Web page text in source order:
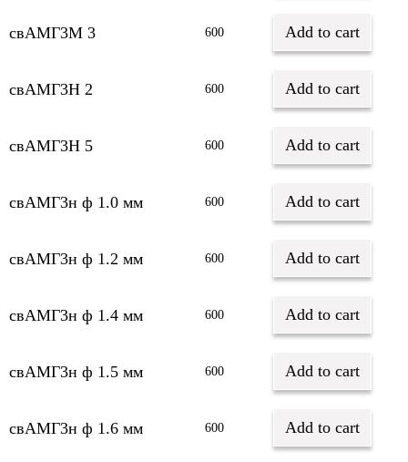
свАМГ3М 3 600 Add to cart
свАМГ3Н 2 600 Add to cart
свАМГ3Н 5 600 Add to cart
свАМГ3н ф 1.0 мм 600 Add to cart
свАМГ3н ф 1.2 мм 600 Add to cart
свАМГ3н ф 1.4 мм 600 Add to cart
свАМГ3н ф 1.5 мм 600 Add to cart
свАМГ3н ф 1.6 мм 600 Add to cart